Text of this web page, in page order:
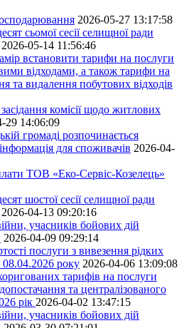
2026-05-27 13:17:58
сьомої сесії селищної ради
2026-05-14 11:56:46
встановити тарифи на послуги
відходами, а також тарифи на
та видалення побутових відходів
комісії щодо житлових
29 14:06:09
громаді розпочинається
для споживачів 2026-04-
ТОВ «Еко-Сервіс-Козелець»
шостої сесії селищної ради
2026-04-13 09:20:16
учасників бойових дій
2026-04-09 09:29:14
послуги з вивезення рідких
08.04.2026 року 2026-04-06 13:09:08
тарифів на послуги
та централізованого
рік 2026-04-02 13:47:15
учасників бойових дій